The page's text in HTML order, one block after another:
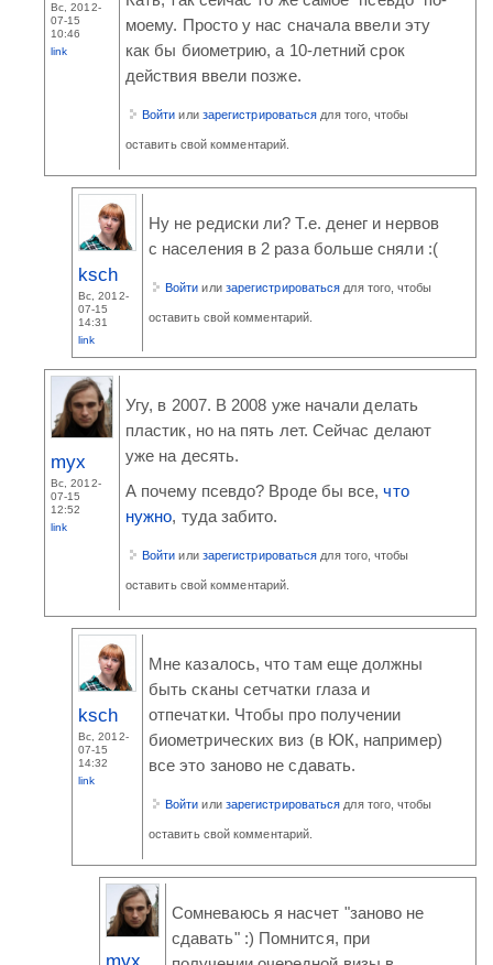
Вс, 2012-
07-15
10:46
link
моему. Просто у нас сначала ввели эту
как бы биометрию, а 10-летний срок
действия ввели позже.
Войти или зарегистрироваться для того, чтобы
оставить свой комментарий.
ksch
Вс, 2012-
07-15
14:31
link
Ну не редиски ли? Т.е. денег и нервов
с населения в 2 раза больше сняли :(
Войти или зарегистрироваться для того, чтобы
оставить свой комментарий.
myx
Вс, 2012-
07-15
12:52
link
Угу, в 2007. В 2008 уже начали делать
пластик, но на пять лет. Сейчас делают
уже на десять.
А почему псевдо? Вроде бы все,что
нужно, туда забито.
Войти или зарегистрироваться для того, чтобы
оставить свой комментарий.
ksch
Вс, 2012-
07-15
14:32
link
Мне казалось, что там еще должны
быть сканы сетчатки глаза и
отпечатки. Чтобы про получении
биометрических виз (в ЮК, например)
все это заново не сдавать.
Войти или зарегистрироваться для того, чтобы
оставить свой комментарий.
myx
Сомневаюсь я насчет "заново не
сдавать" :) Помнится, при